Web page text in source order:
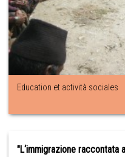
Education et actività sociales
"L‘immigrazione raccontata